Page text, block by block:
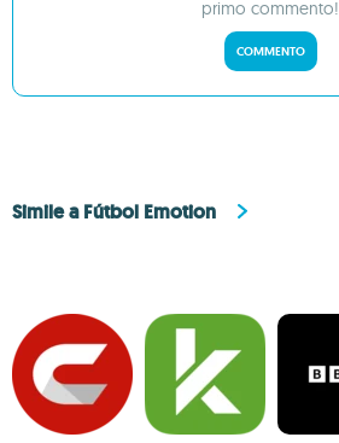
primo commento!
COMMENTO
Simile a Fútbol Emotion